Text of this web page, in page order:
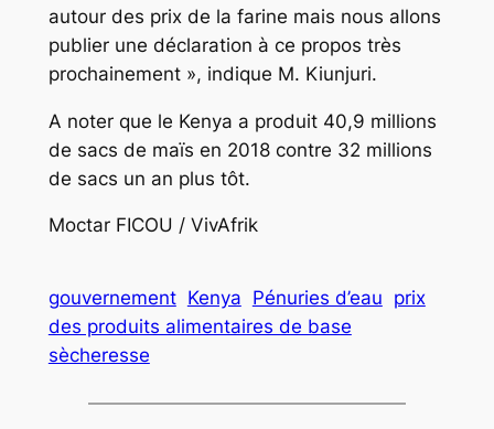
autour des prix de la farine mais nous allons
publier une déclaration à ce propos très
prochainement », indique M. Kiunjuri.
A noter que le Kenya a produit 40,9 millions
de sacs de maïs en 2018 contre 32 millions
de sacs un an plus tôt.
Moctar FICOU / VivAfrik
gouvernement Kenya Pénuries d’eau prix
des produits alimentaires de base
sècheresse